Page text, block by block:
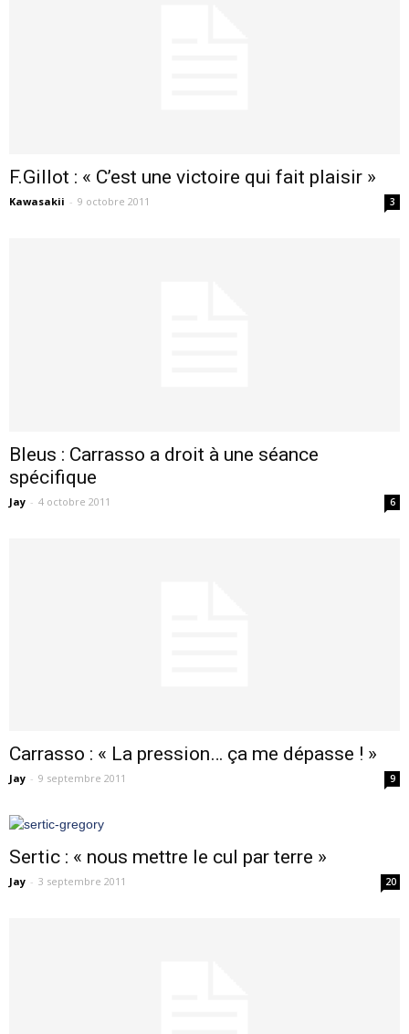
F.Gillot : « C’est une victoire qui fait plaisir »
Kawasakii - 9 octobre 2011 3
Bleus : Carrasso a droit à une séance
spécifique
Jay - 4 octobre 2011 6
Carrasso : « La pression… ça me dépasse ! »
Jay - 9 septembre 2011 9
Sertic : « nous mettre le cul par terre »
Jay - 3 septembre 2011 20